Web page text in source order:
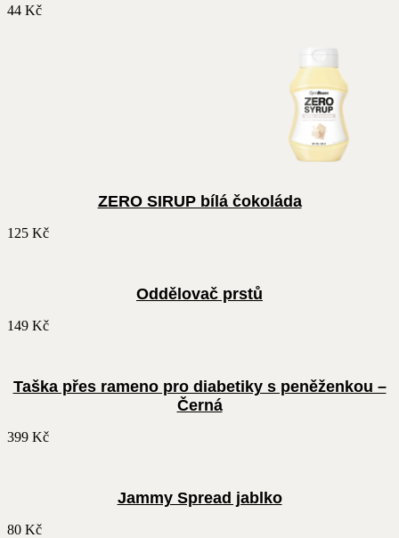
44 Kč
ZERO SIRUP bílá čokoláda
125 Kč
Oddělovač prstů
149 Kč
Taška přes rameno pro diabetiky s peněženkou –
Černá
399 Kč
Jammy Spread jablko
80 Kč